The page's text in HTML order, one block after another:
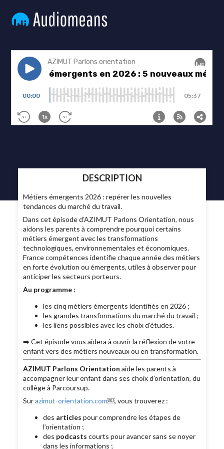
DESCRIPTION
Métiers émergents 2026 : repérer les nouvelles
tendances du marché du travail.
Dans cet épisode d’AZIMUT Parlons Orientation, nous
aidons les parents à comprendre pourquoi certains
métiers émergent avec les transformations
technologiques, environnementales et économiques.
France compétences identifie chaque année des métiers
en forte évolution ou émergents, utiles à observer pour
anticiper les secteurs porteurs.
Au programme :
les cinq métiers émergents identifiés en 2026 ;
les grandes transformations du marché du travail ;
les liens possibles avec les choix d’études.
➡️ Cet épisode vous aidera à ouvrir la réflexion de votre
enfant vers des métiers nouveaux ou en transformation.
AZIMUT Parlons Orientation aide les parents à
accompagner leur enfant dans ses choix d’orientation, du
collège à Parcoursup.
Surazimut-orientation.com￼, vous trouverez :
des articles pour comprendre les étapes de
l’orientation ;
des podcasts courts pour avancer sans se noyer
dans les informations ;